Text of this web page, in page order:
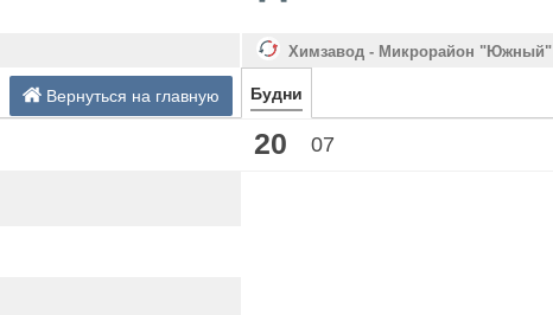
Вернуться на главную
Химзавод - Микрорайон "Южный"
Будни
20 07